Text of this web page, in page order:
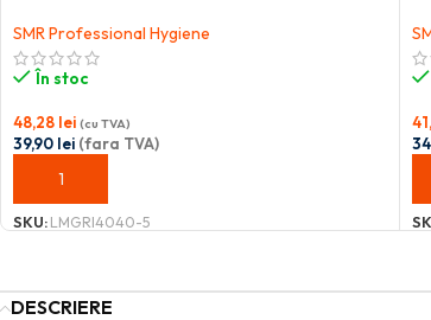
SMR Professional Hygiene
În stoc
48,28 lei (cu TVA)
39,90 lei (fara TVA)
ADAUGĂ ÎN COȘ
SKU:LMGRI4040-5
DESCRIERE